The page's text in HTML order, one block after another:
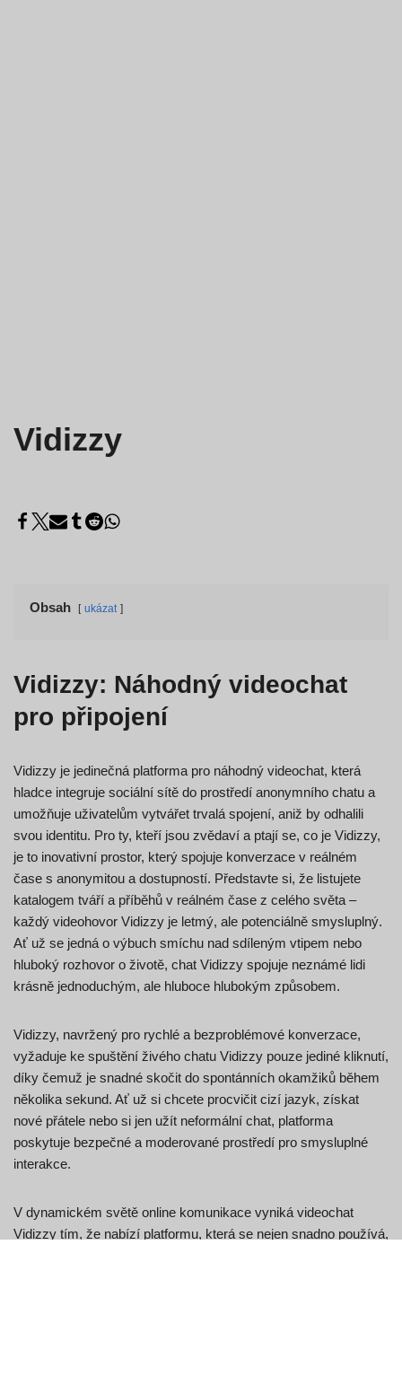
Vidizzy
Obsah ukázat
Vidizzy: Náhodný videochat
pro připojení
Vidizzy je jedinečná platforma pro náhodný videochat, která
hladce integruje sociální sítě do prostředí anonymního chatu a
umožňuje uživatelům vytvářet trvalá spojení, aniž by odhalili
svou identitu. Pro ty, kteří jsou zvědaví a ptají se, co je Vidizzy,
je to inovativní prostor, který spojuje konverzace v reálném
čase s anonymitou a dostupností. Představte si, že listujete
katalogem tváří a příběhů v reálném čase z celého světa –
každý videohovor Vidizzy je letmý, ale potenciálně smysluplný.
Ať už se jedná o výbuch smíchu nad sdíleným vtipem nebo
hluboký rozhovor o životě, chat Vidizzy spojuje neznámé lidi
krásně jednoduchým, ale hluboce hlubokým způsobem.
Vidizzy, navržený pro rychlé a bezproblémové konverzace,
vyžaduje ke spuštění živého chatu Vidizzy pouze jediné kliknutí,
díky čemuž je snadné skočit do spontánních okamžiků během
několika sekund. Ať už si chcete procvičit cizí jazyk, získat
nové přátele nebo si jen užít neformální chat, platforma
poskytuje bezpečné a moderované prostředí pro smysluplné
interakce.
V dynamickém světě online komunikace vyniká videochat
Vidizzy tím, že nabízí platformu, která se nejen snadno používá,